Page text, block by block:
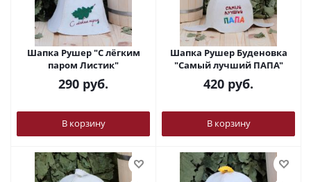
Шапка Рушер "С лёгким
паром Листик"
290 руб.
В корзину
Шапка Рушер Буденовка
"Самый лучший ПАПА"
420 руб.
В корзину